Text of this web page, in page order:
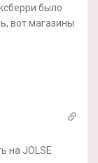
было
вот магазины
на JOLSE